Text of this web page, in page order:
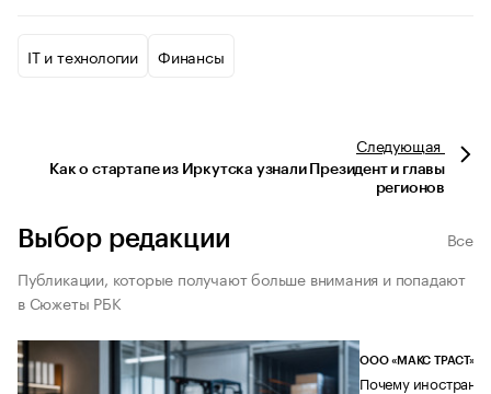
IT и технологии Финансы
Следующая
Как о стартапе из Иркутска узнали Президент и главы
регионов
Выбор редакции
Все
Публикации, которые получают больше внимания и попадают
в Сюжеты РБК
ООО «МАКС ТРАСТ»
Почему